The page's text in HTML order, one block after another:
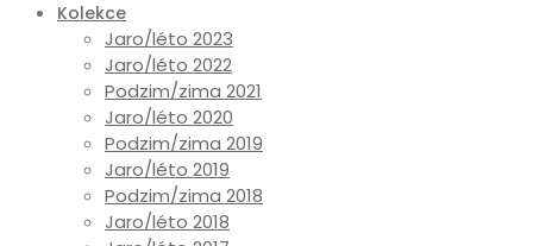
Kolekce
Jaro/léto 2023
Jaro/léto 2022
Podzim/zima 2021
Jaro/léto 2020
Podzim/zima 2019
Jaro/léto 2019
Podzim/zima 2018
Jaro/léto 2018